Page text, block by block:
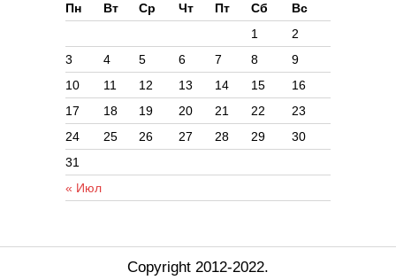
Пн
Вт Ср Чт Пт Сб Вс
« Июл
1
2
3
4 5 6 7 8
9
10
11 12 13 14 15
16
17
18 19 20 21 22
23
24
25 26 27 28 29
30
31
Copyright 2012-2022.